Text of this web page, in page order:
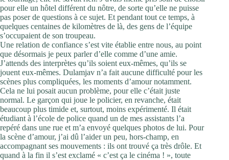
pour elle un hôtel différent du nôtre, de sorte qu’elle ne puisse
pas poser de questions à ce sujet. Et pendant tout ce temps, à
quelques centaines de kilomètres de là, des gens de l’équipe
s’occupaient de son troupeau.
Une relation de confiance s’est vite établie entre nous, au point
que désormais je peux parler d’elle comme d’une amie.
J’attends des interprètes qu’ils soient eux-mêmes, qu’ils se
jouent eux-mêmes. Dulamjav n’a fait aucune difficulté pour les
scènes plus compliquées, les moments d’amour notamment.
Cela ne lui posait aucun problème, pour elle c’était juste
normal. Le garçon qui joue le policier, en revanche, était
beaucoup plus timide et, surtout, moins expérimenté. Il était
étudiant à l’école de police quand un de mes assistants l’a
repéré dans une rue et m’a envoyé quelques photos de lui. Pour
la scène d’amour, j’ai dû l’aider un peu, hors-champ, en
accompagnant ses mouvements : ils ont trouvé ça très drôle. Et
quand à la fin il s’est exclamé « c’est ça le cinéma ! », toute